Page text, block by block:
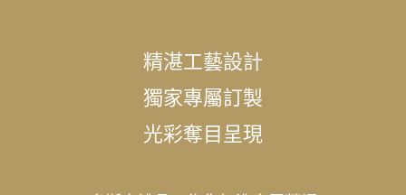
精湛工藝設計
獨家專屬訂製
光彩奪目呈現